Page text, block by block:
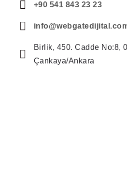
+90 541 843 23 23
Birlik, 450. Cadde No:8,
Çankaya/Ankara